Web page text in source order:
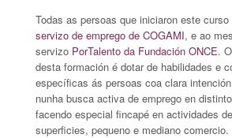
Todas as persoas que iniciaron este
servizo de emprego de COGAMI, e ao
servizo PorTalento da Fundación ONCE.
desta formación é dotar de habilidades e
específicas ás persoas coa clara
nunha busca activa de emprego en
facendo especial fincapé en actividades
superficies, pequeno e mediano comercio.